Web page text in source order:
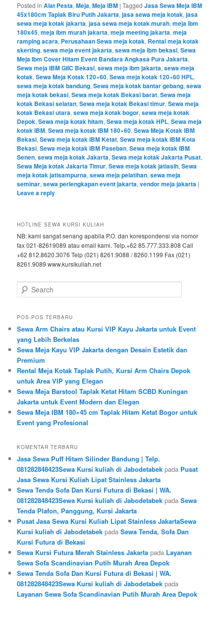
Posted in Alat Pesta,Meja,Meja IBM |Tagged Jasa Sewa Meja IBM
45x180cm Taplak Biru Putih Jakarta,jasa sewa meja kotak,jasa
sewa meja kotak jakarta,jasa sewa meja kotak murah,meja ibm
180x45,meja ibm murah jakarta,meja meeting jakarta,meja
ramping acara, Perusahaan Sewa meja kotak, Rental meja kotak
skerting,sewa meja event jakarta,sewa meja ibm bekasi,Sewa
Meja Ibm Cover Hitam Event Bandara Angkasa Pura Jakarta,
Sewa meja IBM GIIC Bekasi,sewa meja ibm jakarta,sewa meja
kotak,Sewa Meja Kotak 120×60,Sewa meja kotak 120×60 HPL,
sewa meja kotak bandung,Sewa meja kotak bantar gebang,sewa
meja kotak bekasi,Sewa meja kotak Bekasi barat,Sewa meja
kotak Bekasi selatan,Sewa meja kotak Bekasi timur,Sewa meja
kotak Bekasi utara,sewa meja kotak bogor,sewa meja kotak
Depok,Sewa meja kotak hitam,Sewa meja kotak HPL,Sewa meja
kotak IBM,Sewa meja kotak IBM 180×60,Sewa Meja Kotak IBM
Bekasi,Sewa meja kotak IBM Ketat,Sewa meja kotak IBM Kota
Bekasi,Sewa meja kotak IBM Paseban,Sewa meja kotak IBM
Senen,sewa meja kotak Jakarta,Sewa meja kotak Jakarta Pusat,
Sewa Meja kotak Jakarta Timur,Sewa meja kotak jatiasih,Sewa
meja kotak jatisampurna,sewa meja pelatihan,sewa meja
seminar,sewa perlengkapan event jakarta,vendor meja jakarta |
Leave a reply
HOTLINE SEWA KURSI KULIAH
NB: kami sangat senang apabila P.O. dan korespondensi via nomor
fax 021-82619089 atau email kami. Telp.+62 85.777.333.808 Call
+62 812.8620.3076 Telp (021) 8261.9088 / 8260.1199 Fax (021)
8261.9089 www.kursikuliah.net
Search
POS-POS TERBARU
Sewa Arm Chairs atau Kursi VIP Kayu Jakarta untuk Event
yang Lebih Berkelas
Sewa Meja Kayu VIP Jakarta dengan Desain Estetik dan
Premium
Rental Meja Kotak Taplak Putih, Kursi Arm Chairs Depok
untuk Area VIP yang Elegan
Sewa Meja Barstool Taplak Ketat Hitam SCBD Kuningan
Jakarta untuk Event Modern dan Elegan
Sewa Meja IBM 180×45 cm Taplak Hitam Ketat Bogor untuk
Event yang Profesional
KOMENTAR TERBARU
Jasa Sewa Puff Hitam Silinder Bandung | Telp.
081282848423Sewa Kursi kuliah di Jabodetabek pada Pusat
Jasa Sewa Kursi Kuliah Lipat Stainless Jakarta
Sewa Tenda Sofa Dan Kursi Futura di Bekasi | WA.
081282848423Sewa Kursi kuliah di Jabodetabek padaSewa
Tenda Plafon, Panggung, Kursi Jakarta
Pusat Jasa Sewa Kursi Kuliah Lipat Stainless JakartaSewa
Kursi kuliah di Jabodetabek padaSewa Tenda, Sofa Dan
Kursi Futura di Bekasi
Sewa Kursi Futura Merah Stainless Jakarta pada Layanan
Sewa Sofa Scandinavian Putih Murah Area Depok
Sewa Tenda Sofa Dan Kursi Futura di Bekasi | WA.
081282848423Sewa Kursi kuliah di Jabodetabek pada
Layanan Sewa Sofa Scandinavian Putih Murah Area Depok